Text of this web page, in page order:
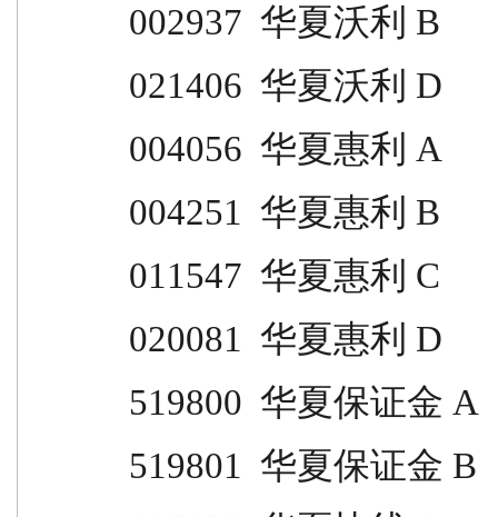
002937  华夏沃利 B
021406  华夏沃利 D
004056  华夏惠利 A
004251  华夏惠利 B
011547  华夏惠利 C
020081  华夏惠利 D
519800  华夏保证金 A
519801  华夏保证金 B